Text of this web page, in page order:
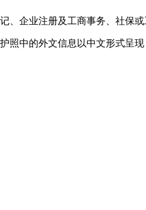
企业注册及工商事务、社保
中的外文信息以中文形式呈现